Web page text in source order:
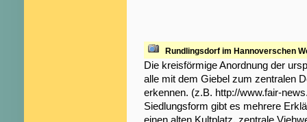
Rundlingsdorf im Hannoverschen
Die kreisförmige Anordnung der
alle mit dem Giebel zum zentralen
erkennen. (z.B. http://www.fair-
Siedlungsform gibt es mehrere
einen alten Kultplatz, zentrale